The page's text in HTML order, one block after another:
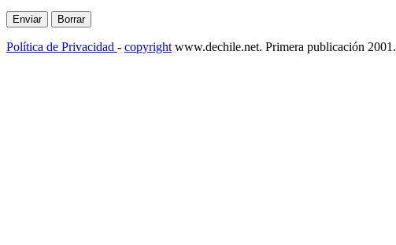
Política de Privacidad - copyright www.dechile.net. Primera publicación 2001.